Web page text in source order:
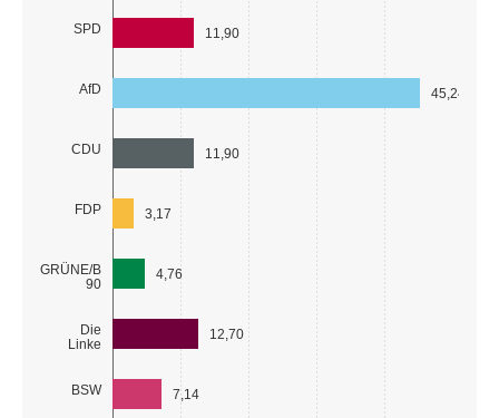
SPD
AfD
CDU
FDP
GRÜNE/B
90
Die
Linke
BSW
11,90
45,24
11,90
3,17
4,76
12,70
7,14